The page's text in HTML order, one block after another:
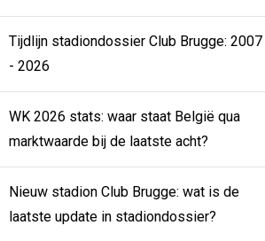
Tijdlijn stadiondossier Club Brugge: 2007
- 2026
WK 2026 stats: waar staat België qua
marktwaarde bij de laatste acht?
Nieuw stadion Club Brugge: wat is de
laatste update in stadiondossier?